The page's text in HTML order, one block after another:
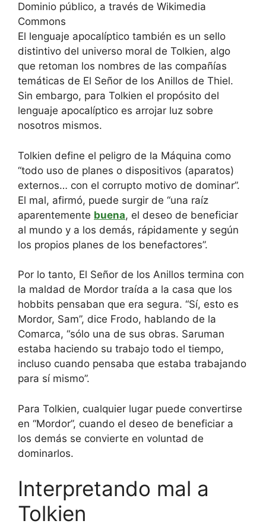
Dominio público, a través de Wikimedia
Commons
El lenguaje apocalíptico también es un sello
distintivo del universo moral de Tolkien, algo
que retoman los nombres de las compañías
temáticas de El Señor de los Anillos de Thiel.
Sin embargo, para Tolkien el propósito del
lenguaje apocalíptico es arrojar luz sobre
nosotros mismos.
Tolkien define el peligro de la Máquina como
“todo uso de planes o dispositivos (aparatos)
externos… con el corrupto motivo de dominar”.
El mal, afirmó, puede surgir de “una raíz
aparentemente buena, el deseo de beneficiar
al mundo y a los demás, rápidamente y según
los propios planes de los benefactores”.
Por lo tanto, El Señor de los Anillos termina con
la maldad de Mordor traída a la casa que los
hobbits pensaban que era segura. “Sí, esto es
Mordor, Sam”, dice Frodo, hablando de la
Comarca, “sólo una de sus obras. Saruman
estaba haciendo su trabajo todo el tiempo,
incluso cuando pensaba que estaba trabajando
para sí mismo”.
Para Tolkien, cualquier lugar puede convertirse
en “Mordor”, cuando el deseo de beneficiar a
los demás se convierte en voluntad de
dominarlos.
Interpretando mal a
Tolkien